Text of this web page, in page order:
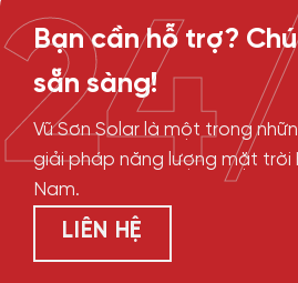
Bạn cần hỗ trợ?
sẵn sàng!
Vũ Sơn Solar là một trong
giải pháp năng lượng mặt trời
Nam.
LIÊN HỆ